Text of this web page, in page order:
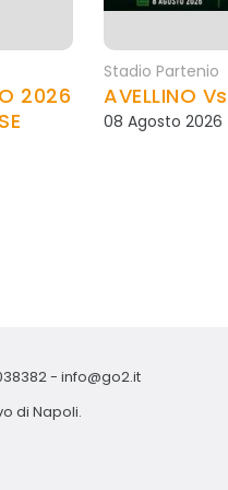
2026
Stadio Partenio
AVELLINO
08 Agosto 2026
- info@go2.it
di Napoli.